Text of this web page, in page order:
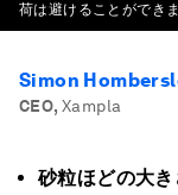
荷は避けることができま
Simon
CEO, Xampla
砂粒ほどの大